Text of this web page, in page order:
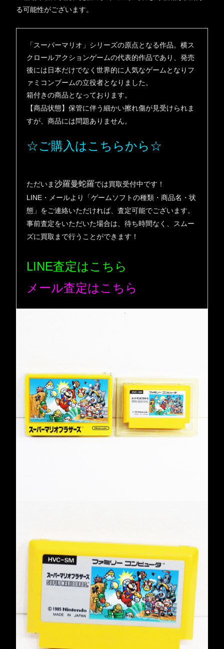
る可能性がございます。
「スーパーマリオ」シリーズの原点となる作品。横ス
クロールアクションゲームの代表的作品であり、発売
後には日本だけでなく世界的に人気なゲームとなりフ
ァミコンブームの立役者となりました。
箱付きの商品となっております。
【商品状態】保管に伴う細かい擦れ傷が見受けられま
すが、商品には問題ありません。
☆ご購入はこちらから☆
ただいま沙羅曼蛇羅では買取受付中です！
LINE・メールより「ゲームソフトの種類・商品名・状
態」をご連絡いただければ、査定可能でございます。
事前査定をいただいた場合は、待ち時間なく、スムー
ズに買取まで行うことができます！
LINE査定はこちら
メール査定はこちら